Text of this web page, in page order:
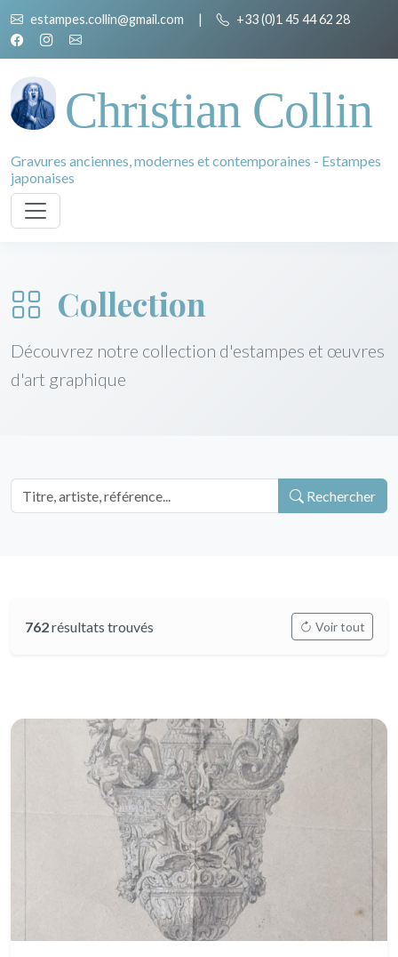
estampes.collin@gmail.com | +33 (0)1 45 44 62 28
Christian Collin
Gravures anciennes, modernes et contemporaines - Estampes
japonaises
Collection
Découvrez notre collection d'estampes et œuvres
d'art graphique
Rechercher
762résultats trouvés Voir tout